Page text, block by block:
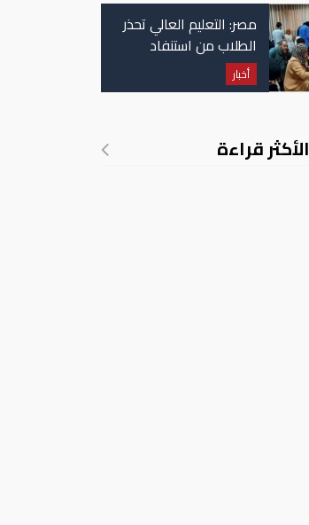
مصر: التعليم العالي تحذر
الطلاب من استنفاد
الرغبات قبل غلق
التسجيل
أخبار
الأكثر قراءة